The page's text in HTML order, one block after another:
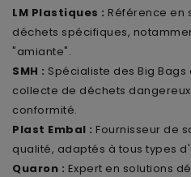
LM Plastiques : Référence en
déchets spécifiques,
"amiante".
SMH : Spécialiste des Big
collecte de déchets
conformité.
Plast Embal : Fournisseur de
qualité, adaptés à tous types
Quaron : Expert en solutions